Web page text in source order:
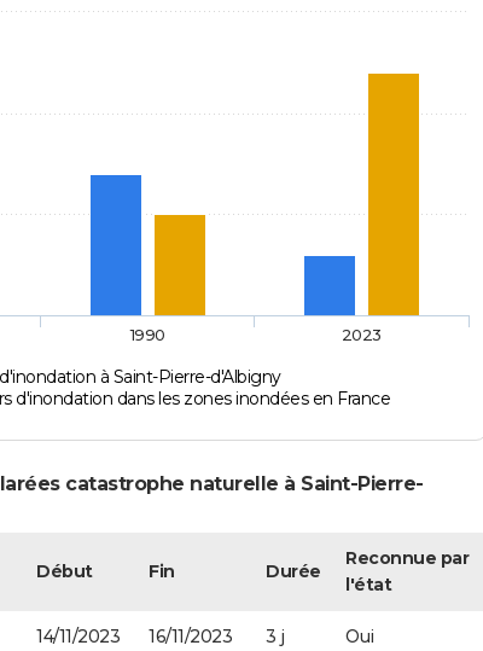
à Saint-Pierre-d'Albigny
d'inondation dans les zones inondées en France
1990 2023
catastrophe naturelle à Saint-Pierre-
Début Fin Durée
Reconnue par
l'état
14/11/2023 16/11/2023 3 j Oui